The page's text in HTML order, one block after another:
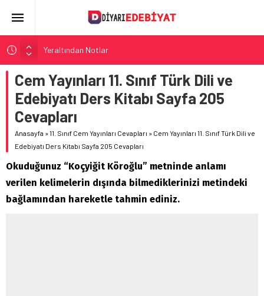
Yeraltından Notlar
Aylak Adam
Zebercet
Demiryolu Hikâyecileri
Korkuyu Beklerken
Cem Yayınları 11. Sınıf Türk Dili ve
Edebiyatı Ders Kitabı Sayfa 205
Cevapları
Anasayfa »11. Sınıf Cem Yayınları Cevapları » Cem Yayınları 11. Sınıf Türk Dili ve
Edebiyatı Ders Kitabı Sayfa 205 Cevapları
Okuduğunuz “Koçyiğit Köroğlu” metninde anlamı
verilen kelimelerin dışında bilmediklerinizi metindeki
bağlamından hareketle tahmin ediniz.